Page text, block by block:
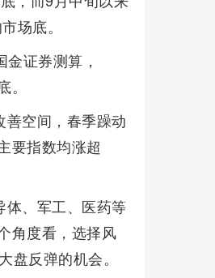
场底。
证券测算，
空间，春季躁动
要指数均涨超
体、军工、医药等
角度看，选择风
反弹的机会。